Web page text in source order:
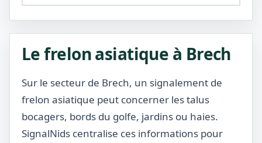
Le frelon asiatique à Brech
Sur le secteur de Brech, un signalement de
frelon asiatique peut concerner les talus
bocagers, bords du golfe, jardins ou haies.
SignalNids centralise ces informations pour